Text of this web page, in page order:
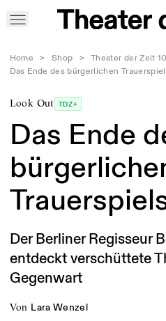
Home > Shop > Theater der Zeit
Das Ende des bürgerlichen
Look Out TDZ+
Das Ende
Der Berliner Regisseur
entdeckt verschüttete
Gegenwart
von Lara Wenzel